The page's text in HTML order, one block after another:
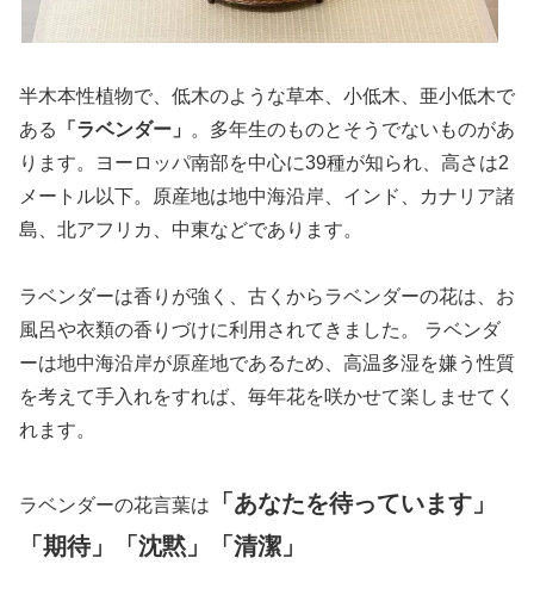
半木本性植物で、低木のような草本、小低木、亜小低木で
ある
「ラベンダー」
。多年生のものとそうでないものがあ
ります。ヨーロッパ南部を中心に39種が知られ、高さは2
メートル以下。原産地は地中海沿岸、インド、カナリア諸
島、北アフリカ、中東などであります。
ラベンダーは香りが強く、古くからラベンダーの花は、お
風呂や衣類の香りづけに利用されてきました。 ラベンダ
ーは地中海沿岸が原産地であるため、高温多湿を嫌う性質
を考えて手入れをすれば、毎年花を咲かせて楽しませてく
れます。
ラベンダーの花言葉は
「あなたを待っています」
「期待」「沈黙」「清潔」